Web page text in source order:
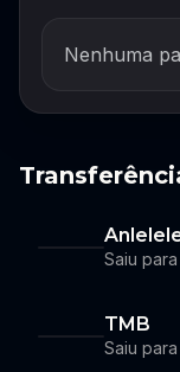
Nenhuma
Saiu
TMB
Saiu